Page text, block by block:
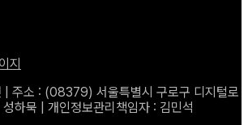
지
| 주소 : (08379) 서울특별시 구로구 디지털로
하묵 | 개인정보관리책임자 : 김민석